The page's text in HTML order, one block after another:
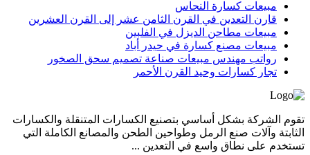
مبيعات كسارة النحاس
قارن التعدين في القرن الثامن عشر إلى القرن العشرين
مبيعات مطاحن الديزل في الفلبين
مبيعات مصنع كسارة في حيدر أباد
رواتب مهندس مبيعات صناعة تصميم سحق الصخور
تجار كسارات وحيد القرن الأحمر
تقوم الشركة بشكل أساسي بتصنيع الكسارات المتنقلة والكسارات
الثابتة وآلات صنع الرمل وطواحين الطحن والمصانع الكاملة التي
تستخدم على نطاق واسع في التعدين ...